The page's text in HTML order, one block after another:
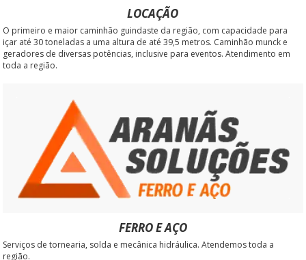
LOCAÇÃO
O primeiro e maior caminhão guindaste da região, com capacidade para
içar até 30 toneladas a uma altura de até 39,5 metros. Caminhão munck e
geradores de diversas potências, inclusive para eventos. Atendimento em
toda a região.
FERRO E AÇO
Serviços de tornearia, solda e mecânica hidráulica. Atendemos toda a
região.